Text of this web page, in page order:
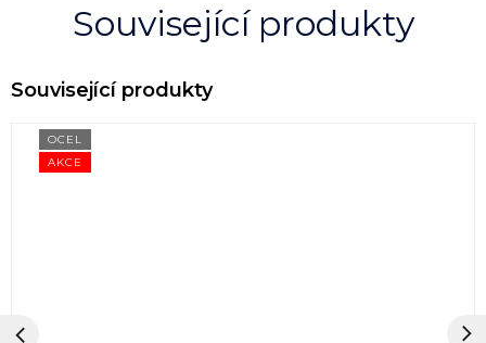
Související produkty
AKCE
OCEL